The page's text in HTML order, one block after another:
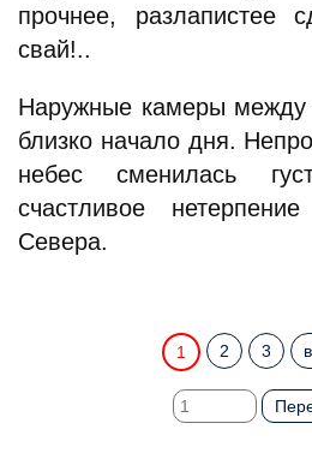
прочнее, разлапистее
свай!..
Наружные камеры между
близко начало дня.
небес сменилась
счастливое
Севера.
1 2 3